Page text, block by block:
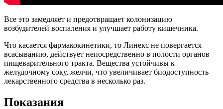
Все это замедляет и предотвращает колонизацию
возбудителей воспаления и улучшает работу кишечника.
Что касается фармакокинетики, то Линекс не повергается
всасыванию, действует непосредственно в полости органов
пищеварительного тракта. Вещества устойчивы к
желудочному соку, желчи, что увеличивает биодоступность
лекарственного средства в несколько раз.
Показания